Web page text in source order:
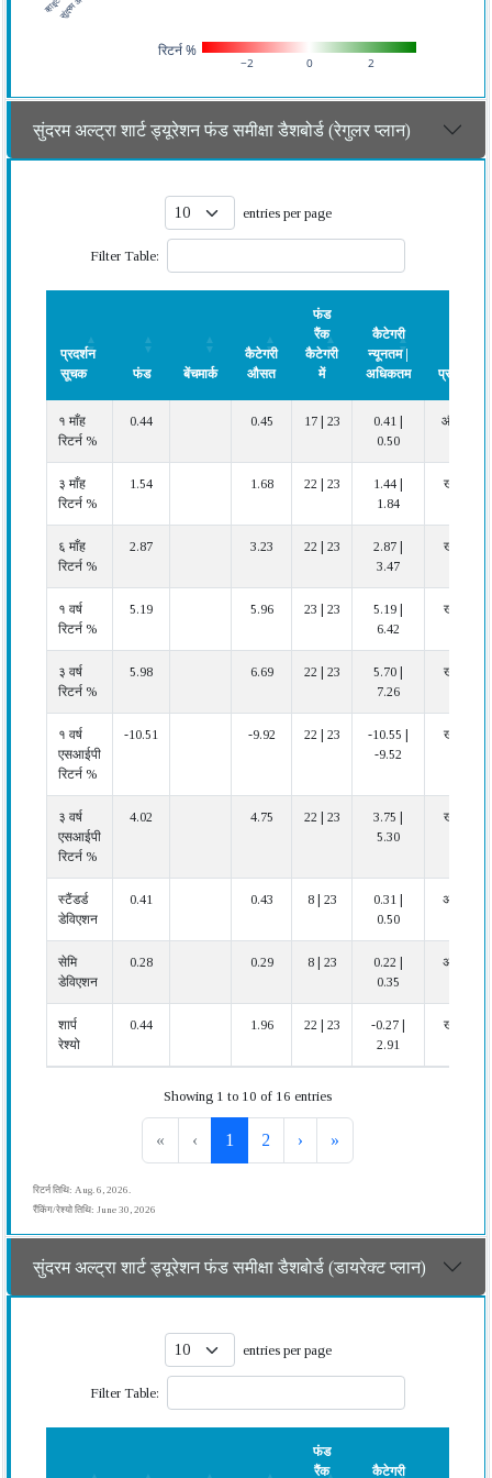
−2 0 2
रिटर्न %
सुंदरम अल्ट्रा शार्ट ड्यूरेशन फंड समीक्षा डैशबोर्ड (रेगुलर प्लान)
entries per page
Filter Table:
प्रदर्शन
सूचक
फंड बेंचमार्क
कैटेगरी
औसत
फंड
रैंक
कैटेगरी
में
कैटेगरी
न्यूनतम |
अधिकतम
प्रदर्शन
सूचक
औसत
रैंक
न्यूनतम |
अधिकतम
१ माँह
रिटर्न %
0.44 0.45 17 | 23
0.41 |
0.50
औसत
३ माँह
रिटर्न %
1.54 1.68 22 | 23
1.44 |
1.84
खराब
६ माँह
रिटर्न %
2.87 3.23 22 | 23
2.87 |
3.47
खराब
१ वर्ष
रिटर्न %
5.19 5.96 23 | 23
5.19 |
6.42
खराब
३ वर्ष
रिटर्न %
5.98 6.69 22 | 23
5.70 |
7.26
खराब
१ वर्ष
एसआईपी
रिटर्न %
-10.51 -9.92 22 | 23
-10.55 |
-9.52
खराब
३ वर्ष
एसआईपी
रिटर्न %
4.02 4.75 22 | 23
3.75 |
5.30
खराब
स्टैंडर्ड
डेविएशन
0.41 0.43 8 | 23
0.31 |
0.50
अच्छा
सेमि
डेविएशन
0.28 0.29 8 | 23
0.22 |
0.35
अच्छा
शार्प
रेश्यो
0.44 1.96 22 | 23
-0.27 |
2.91
खराब
Showing 1 to 10 of 16 entries
« ‹ 1 2 › »
रिटर्न तिथि: Aug. 6, 2026.
रैंकिंग/रेश्यो तिथि: June 30, 2026
सुंदरम अल्ट्रा शार्ट ड्यूरेशन फंड समीक्षा डैशबोर्ड (डायरेक्ट प्लान)
entries per page
Filter Table:
फंड
रैंक
कैटेगरी